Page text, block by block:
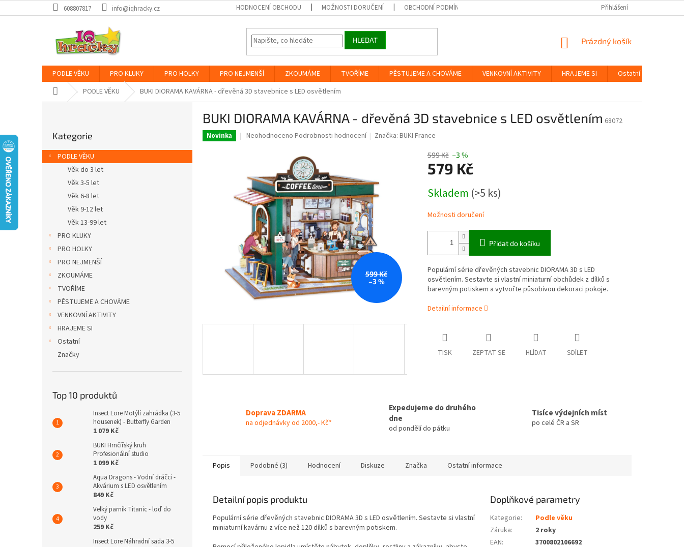
na
608807817 info@iqhracky.cz HODNOCENÍ OBCHODU MOŽNOSTI DORUČENÍ OBCHODNÍ PODMÍNKY ZÁSADY OCHRANY
Přihlášení
HLEDAT
NÁKUPNÍ
Prázdný košík
PODLE VĚKU PRO KLUKY PRO HOLKY PRO NEJMENŠÍ ZKOUMÁME TVOŘÍME PĚSTUJEME A CHOVÁME VENKOVNÍ AKTIVITY HRAJEME SI Ostatní
Domů PODLE VĚKU BUKI DIORAMA KAVÁRNA - dřevěná 3D stavebnice s LED osvětlením
r
a
kategorie
Kategorie
PODLE VĚKU
Věk do 3 let
Věk 3-5 let
Věk 6-8 let
Věk 9-12 let
Věk 13-99 let
PRO KLUKY
PRO HOLKY
PRO NEJMENŠÍ
ZKOUMÁME
TVOŘÍME
PĚSTUJEME A CHOVÁME
VENKOVNÍ AKTIVITY
HRAJEME SI
Ostatní
Značky
Top 10 produktů
Insect Lore Motýlí zahrádka (3-5
housenek) - Butterfly Garden
1 079 Kč
BUKI Hrnčířský kruh
Profesionální studio
1 099 Kč
Aqua Dragons - Vodní dráčci -
Akvárium s LED osvětlením
849 Kč
Velký parník Titanic - loď do
vody
259 Kč
Insect Lore Náhradní sada 3-5
BUKI DIORAMA KAVÁRNA - dřevěná 3D stavebnice s LED osvětlením 68072
Novinka
Průměrné
z
5
hvězdiček.
Neohodnoceno Podrobnosti hodnocení Značka:BUKI France
599 Kč
–3 %
599 Kč –3 %
579 Kč
cena:
Skladem (>5 ks)
Možnosti doručení
Přidat do košíku
Populární série dřevěných stavebnic DIORAMA 3D s LED
osvětlením. Sestavte si vlastní miniaturní obchůdek z dílků s
barevným potiskem a vytvořte působivou dekoraci pokoje.
Detailní informace
TISK ZEPTAT SE HLÍDAT SDÍLET
Doprava ZDARMA
na odjednávky od 2000,- Kč*
Expedujeme do druhého
dne
od pondělí do pátku
Tisíce výdejních míst
po celé ČR a SR
Popis Podobné (3) Hodnocení Diskuze Značka Ostatní informace
Detailní popis produktu
Populární série dřevěných stavebnic DIORAMA 3D s LED osvětlením. Sestavte si vlastní
miniaturní kavárnu z více než 120 dílků s barevným potiskem.
Doplňkové parametry
Kategorie:
Podle věku
Záruka:
2 roky
EAN:
3700802106692